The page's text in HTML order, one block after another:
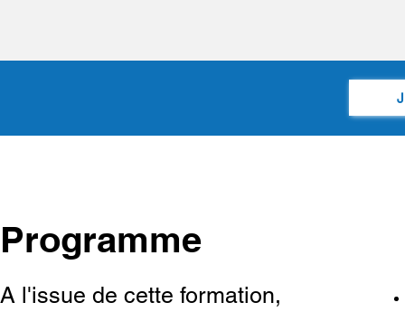
Programme
A l'issue de cette formation,